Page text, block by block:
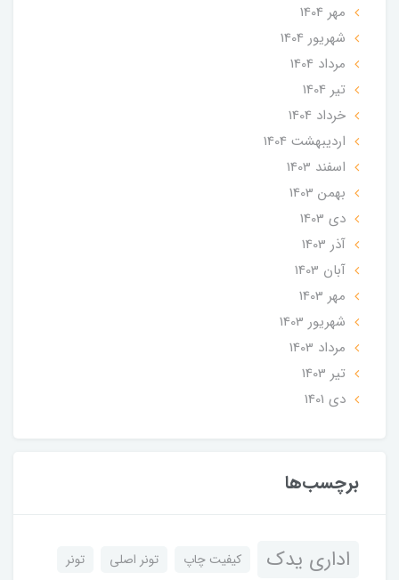
مهر 1404
شهریور 1404
مرداد 1404
تير 1404
خرداد 1404
ارديبهشت 1404
اسفند 1403
بهمن 1403
دی 1403
آذر 1403
آبان 1403
مهر 1403
شهریور 1403
مرداد 1403
تير 1403
دی 1401
برچسب‌ها
اداری یدک کیفیت چاپ تونر اصلی
تونر